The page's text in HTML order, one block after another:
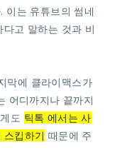
이는 유튜브의 썸네
고 말하는 것과 비
막에 클라이맥스가
어디까지나 끝까지
도 틱톡 에서는 사
킵하기 때문에 주